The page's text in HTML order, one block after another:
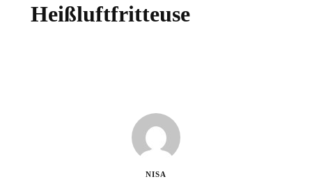
Heißluftfritteuse
NISA